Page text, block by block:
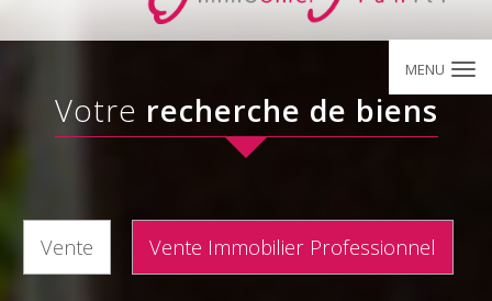
MENU
Votre recherche de biens
Vente Vente Immobilier Professionnel